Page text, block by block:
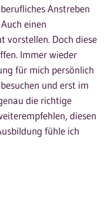
Anstreben
einen
vorstellen. Doch diese
Immer wieder
für mich persönlich
und erst im
die richtige
diesen
fühle ich